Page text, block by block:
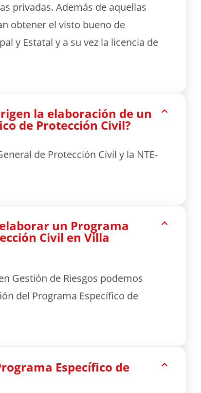
privadas. Además de aquellas
obtener el visto bueno de
y Estatal y a su vez la licencia de
la elaboración de un
de Protección Civil?
de Protección Civil y la NTE-
un Programa
Civil en Villa
Gestión de Riesgos podemos
del Programa Específico de
Específico de